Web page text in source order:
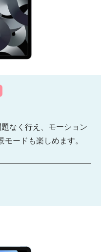
なく行え、モーション
ードも楽しめます。